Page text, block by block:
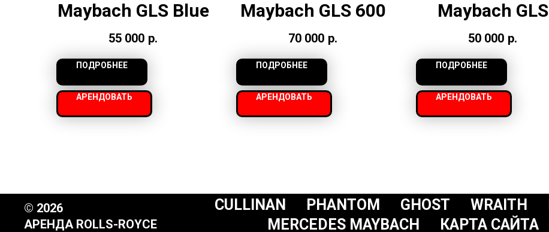
Maybach GLS Blue
55 000 р.
ПОДРОБНЕЕ
АРЕНДОВАТЬ
Maybach GLS 600
70 000 р.
ПОДРОБНЕЕ
АРЕНДОВАТЬ
Maybach GLS
50 000 р.
ПОДРОБНЕЕ
АРЕНДОВАТЬ
© 2026
АРЕНДА ROLLS-ROYCE
CULLINAN PHANTOM GHOST WRAITH
MERCEDES MAYBACH
КАРТА САЙТА